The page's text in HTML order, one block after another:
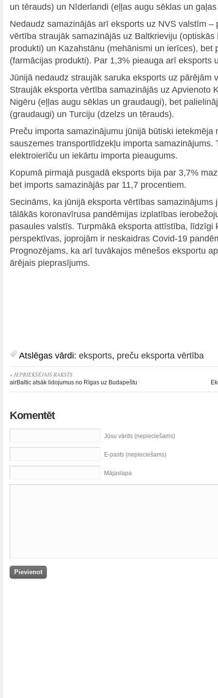
un tērauds) un Nīderlandi (eļļas augu sēklas un
Nedaudz samazinājās arī eksports uz NVS valstīm –
vērtība straujāk samazinājās uz Baltkrieviju
produkti) un Kazahstānu (mehānismi un ierīces), bet
(farmācijas produkti). Par 1,3% pieauga arī eksports
Jūnijā nedaudz straujāk saruka eksports uz pārējām
Straujāk eksporta vērtība samazinājās uz Apvienoto
Nigēru (eļļas augu sēklas un graudaugi), bet
(graudaugi) un Turciju (dzelzs un tērauds).
Preču importa samazinājumu jūnijā būtiski ietekmēja
sauszemes transportlīdzekļu importa samazinājums.
elektroierīču un iekārtu importa pieaugums.
Kopumā pirmajā pusgadā eksports bija par 3,7%
bet imports samazinājās par 11,7 procentiem.
Secināms, ka jūnijā eksporta vērtības samazinājums
tālākās koronavīrusa pandēmijas izplatības
pasaules valstīs. Turpmākā eksporta attīstība, līdzīgi
perspektīvas, joprojām ir neskaidras Covid-19
Prognozējams, ka arī tuvākajos mēnešos eksportu
ārējais pieprasījums.
Atslēgas vārdi: eksports, preču eksporta vērtība
« IEPRIEKŠĒJAIS RAKSTS
airBaltic atsāk lidojumus no Rīgas uz Budapeštu
Komentēt
Jūsu vārds (nepieciešams)
E-pasts (nepieciešams)
Mājaslapa